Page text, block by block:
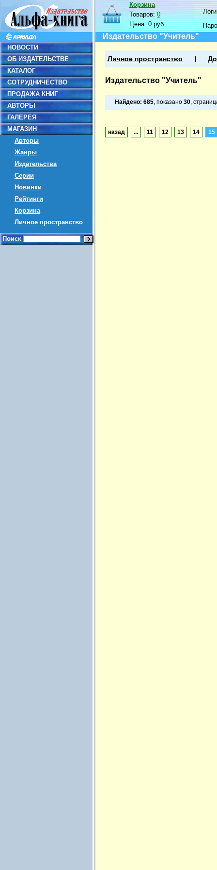
НОВОСТИ
ОБ ИЗДАТЕЛЬСТВЕ
КАТАЛОГ
СОТРУДНИЧЕСТВО
ПРОДАЖА КНИГ
АВТОРЫ
ГАЛЕРЕЯ
МАГАЗИН
Авторы
Жанры
Издательства
Серии
Новинки
Рейтинги
Корзина
Личное пространство
Поиск
Корзина
Товаров:0
Цена:0 руб.
Издательство "Учитель"
Личное пространство
Издательство "Учитель"
Найдено: 685, показано 30,
назад ... 11 12 13 14 15